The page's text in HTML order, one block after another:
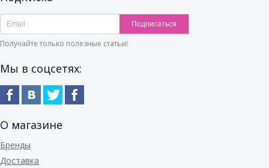
Подписаться
Получайте только полезные статьи!
Мы в соцсетях:
О магазине
Бренды
Доставка